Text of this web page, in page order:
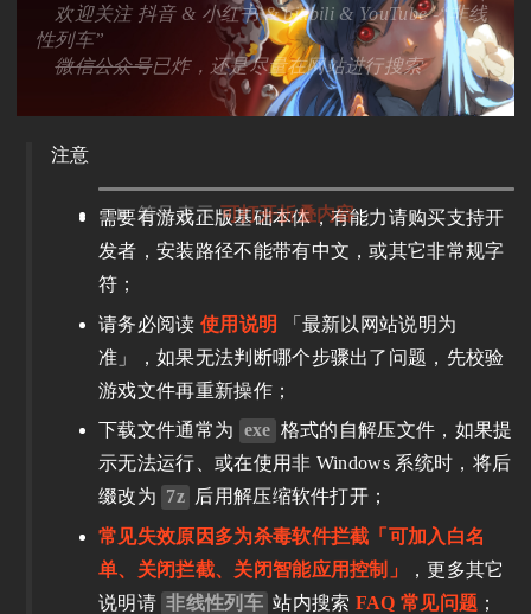
欢迎关注 抖音 & 小红书 & bilibili & YouTube -“非线
性列车”
微信公众号已炸，还是尽量在网站进行搜索
注意
符号表示可打开折叠内容
需要有游戏正版基础本体，有能力请购买支持开
发者，安装路径不能带有中文，或其它非常规字
符；
请务必阅读 使用说明
「最新以网站说明为
准」，如果无法判断哪个步骤出了问题，先校验
游戏文件再重新操作；
下载文件通常为 exe 格式的自解压文件，如果提
示无法运行、或在使用非 Windows 系统时，将后
缀改为 7z 后用解压缩软件打开；
常见失效原因多为杀毒软件拦截「可加入白名
单、关闭拦截、关闭智能应用控制」
，更多其它
说明请 非线性列车 站内搜索 FAQ 常见问题 ；